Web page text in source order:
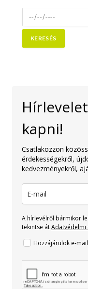
kapni!
Csatlakozzon
érdekességekről,
kedvezményekről,
A hírlevélről bármikor
tekintse átAdatvédelmi
Hozzájárulok e-